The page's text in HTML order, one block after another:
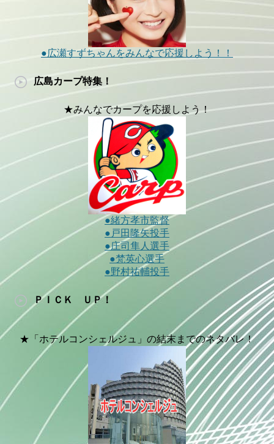
●広瀬すずちゃんをみんなで応援しよう！！
広島カープ特集！
★みんなでカープを応援しよう！
●緒方孝市監督
●戸田隆矢投手
●庄司隼人選手
●梵英心選手
●野村祐輔投手
ＰＩＣＫ ＵＰ！
★「ホテルコンシェルジュ」の結末までのネタバレ！